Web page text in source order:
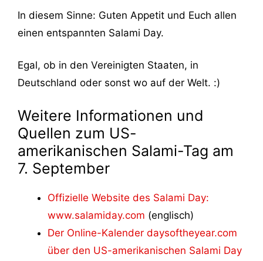
In diesem Sinne: Guten Appetit und Euch allen
einen entspannten Salami Day.
Egal, ob in den Vereinigten Staaten, in
Deutschland oder sonst wo auf der Welt. :)
Weitere Informationen und
Quellen zum US-
amerikanischen Salami-Tag am
7. September
Offizielle Website des Salami Day:
www.salamiday.com (englisch)
Der Online-Kalender daysoftheyear.com
über den US-amerikanischen Salami Day